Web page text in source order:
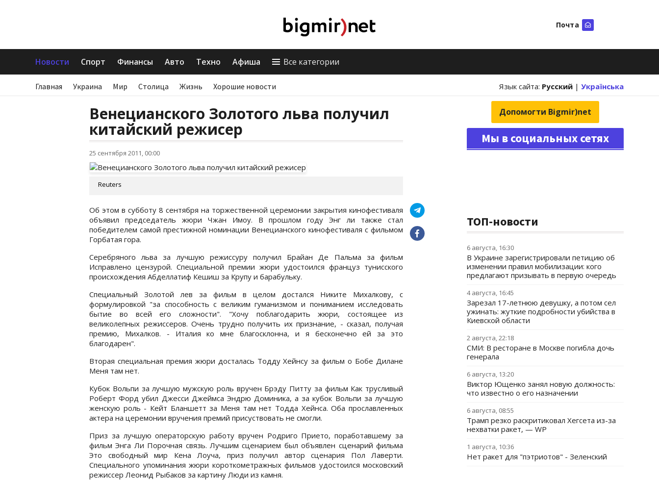
Почта
Новости Спорт Финансы Авто Техно Афиша Все категории
Главная Украина Мир Столица Жизнь Хорошие новости Язык сайта: Русский | Українська
Венецианского Золотого льва получил
китайский режисер
25 сентября 2011, 00:00
Reuters
Об этом в субботу 8 сентября на торжественной церемонии закрытия кинофестиваля
объявил председатель жюри Чжан Имоу. В прошлом году Энг ли также стал
победителем самой престижной номинации Венецианского кинофестиваля с фильмом
Горбатая гора.
Серебряного льва за лучшую режиссуру получил Брайан Де Пальма за фильм
Исправлено цензурой. Специальной премии жюри удостоился француз тунисского
происхождения Абделлатиф Кешиш за Крупу и барабульку.
Специальный Золотой лев за фильм в целом достался Никите Михалкову, с
формулировкой "за способность с великим гуманизмом и пониманием исследовать
бытие во всей его сложности". "Хочу поблагодарить жюри, состоящее из
великолепных режиссеров. Очень трудно получить их признание, - сказал, получая
премию, Михалков. - Италия ко мне благосклонна, и я бесконечно ей за это
благодарен".
Вторая специальная премия жюри досталась Тодду Хейнсу за фильм о Бобе Дилане
Меня там нет.
Кубок Вольпи за лучшую мужскую роль вручен Брэду Питту за фильм Как трусливый
Роберт Форд убил Джесси Джеймса Эндрю Доминика, а за кубок Вольпи за лучшую
женскую роль - Кейт Бланшетт за Меня там нет Тодда Хейнса. Оба прославленных
актера на церемонии вручения премий присуствовать не смогли.
Приз за лучшую операторскую работу вручен Родриго Прието, поработавшему за
фильм Энга Ли Порочная связь. Лучшим сценарием был объявлен сценарий фильма
Это свободный мир Кена Лоуча, приз получил автор сценария Пол Лаверти.
Специального упоминания жюри короткометражных фильмов удостоился московский
режиссер Леонид Рыбаков за картину Люди из камня.
Допомогти Bigmir)net
Мы в социальных сетях
ТОП-новости
6 августа, 16:30
В Украине зарегистрировали петицию об
изменении правил мобилизации: кого
предлагают призывать в первую очередь
4 августа, 16:45
Зарезал 17-летнюю девушку, а потом сел
ужинать: жуткие подробности убийства в
Киевской области
2 августа, 22:18
СМИ: В ресторане в Москве погибла дочь
генерала
6 августа, 13:20
Виктор Ющенко занял новую должность:
что известно о его назначении
6 августа, 08:55
Трамп резко раскритиковал Хегсета из-за
нехватки ракет, — WP
1 августа, 10:36
Нет ракет для "пэтриотов" - Зеленский